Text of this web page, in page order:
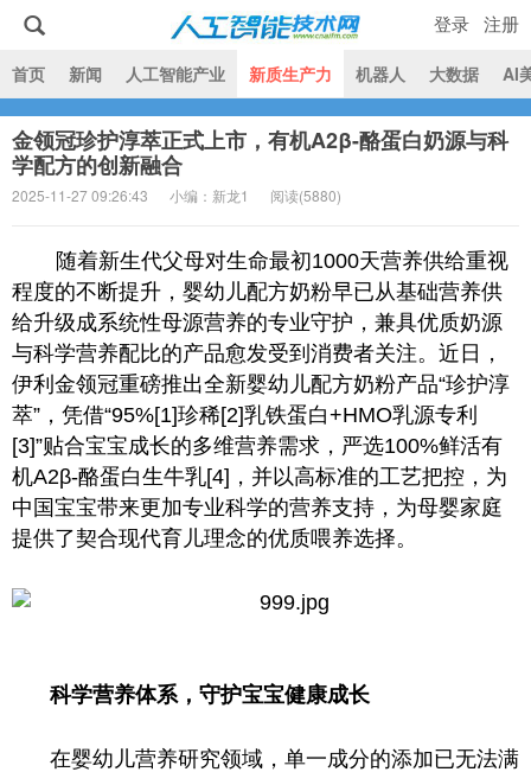
人工智能技术网
首页 新闻 人工智能产业 新质生产力 机器人 大数据 AI
登录 注册
金领冠珍护淳萃正式上市，有机A2β-酪蛋白奶源与科
学配方的创新融合
2025-11-27 09:26:43 小编：新龙1 阅读(5880)
随着新生代父母对生命最初1000天营养供给重视
程度的不断提升，婴幼儿配方奶粉早已从基础营养供
给升级成系统性母源营养的专业守护，兼具优质奶源
与科学营养配比的产品愈发受到消费者关注。近日，
伊利金领冠重磅推出全新婴幼儿配方奶粉产品“珍护淳
萃”，凭借“95%[1]珍稀[2]乳铁蛋白+HMO乳源专利
[3]”贴合宝宝成长的多维营养需求，严选100%鲜活有
机A2β-酪蛋白生牛乳[4]，并以高标准的工艺把控，为
中国宝宝带来更加专业科学的营养支持，为母婴家庭
提供了契合现代育儿理念的优质喂养选择。
科学营养体系，守护宝宝健康成长
在婴幼儿营养研究领域，单一成分的添加已无法满